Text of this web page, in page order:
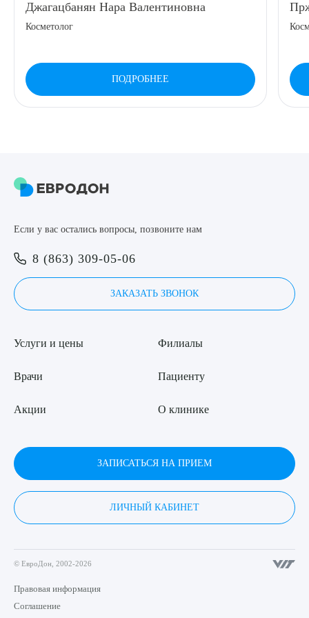
ЗАКАЗАТЬ ЗВОНОК
ЗАПИСЬ ОНЛАЙН
Джагацбанян Нара Валентиновна
Косметолог
ПОДРОБНЕЕ
Если у вас остались вопросы, позвоните нам
8 (863) 309-05-06
ЗАКАЗАТЬ ЗВОНОК
Услуги и цены
Врачи
Акции
Филиалы
Пациенту
О клинике
ЗАПИСАТЬСЯ НА ПРИЕМ
ЛИЧНЫЙ КАБИНЕТ
© ЕвроДон, 2002-2026
Правовая информация
Соглашение
ОТПРАВИТЬ
Я даю согласие наобработку персональных данных